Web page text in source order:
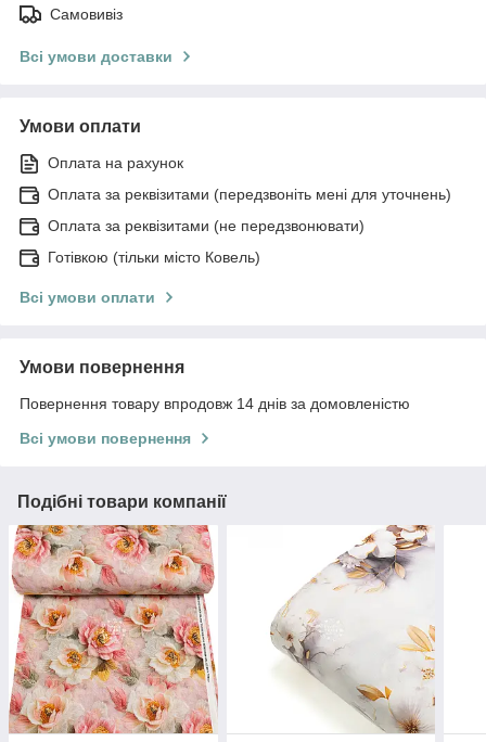
Самовивіз
Всі умови доставки
Умови оплати
Оплата на рахунок
Оплата за реквізитами (передзвоніть мені для уточнень)
Оплата за реквізитами (не передзвонювати)
Готівкою (тільки місто Ковель)
Всі умови оплати
Умови повернення
Повернення товару впродовж 14 днів за домовленістю
Всі умови повернення
Подібні товари компанії